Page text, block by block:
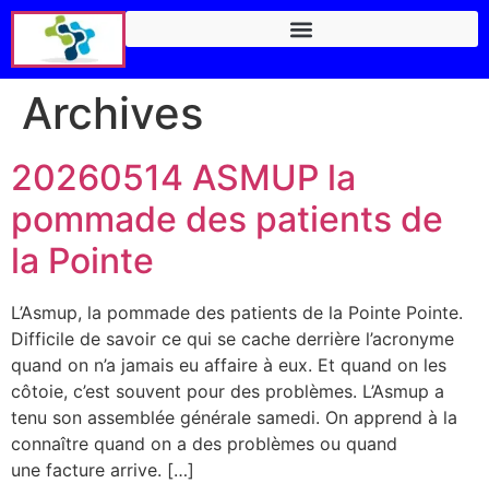
Archives
20260514 ASMUP la
pommade des patients de
la Pointe
L’Asmup, la pommade des patients de la Pointe Pointe.
Difficile de savoir ce qui se cache derrière l’acronyme
quand on n’a jamais eu affaire à eux. Et quand on les
côtoie, c’est souvent pour des problèmes. L’Asmup a
tenu son assemblée générale samedi. On apprend à la
connaître quand on a des problèmes ou quand
une facture arrive. […]